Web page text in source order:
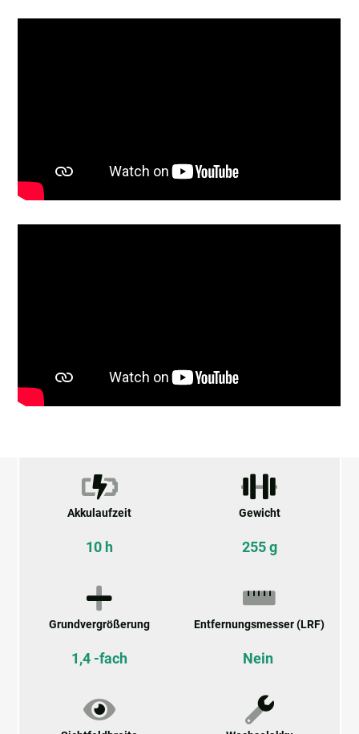
Akkulaufzeit
10 h
Gewicht
255 g
Grundvergrößerung
1,4 -fach
Entfernungsmesser (LRF)
Nein